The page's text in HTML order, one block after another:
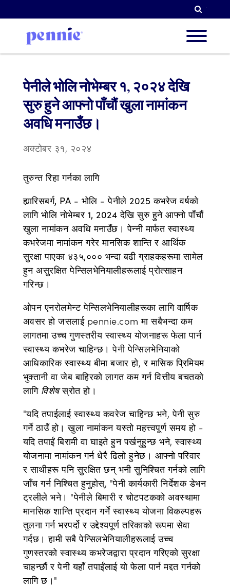
संसाधन
पेनीले भोलि नोभेम्बर १, २०२४ देखि
सुरु हुने आफ्नो पाँचौं खुला नामांकन
अवधि मनाउँछ।
अक्टोबर ३१, २०२४
तुरुन्त रिहा गर्नका लागि
ह्यारिसबर्ग, PA - भोलि - पेनीले 2025 कभरेज वर्षको
लागि भोलि नोभेम्बर 1, 2024 देखि सुरु हुने आफ्नो पाँचौं
खुला नामांकन अवधि मनाउँछ। पेन्नी मार्फत स्वास्थ्य
कभरेजमा नामांकन गरेर मानसिक शान्ति र आर्थिक
सुरक्षा पाएका ४३५,००० भन्दा बढी ग्राहकहरूमा सामेल
हुन असुरक्षित पेन्सिलभेनियालीहरूलाई प्रोत्साहन
गरिन्छ।
ओपन एनरोलमेन्ट पेन्सिलभेनियालीहरूका लागि वार्षिक
अवसर हो जसलाई pennie.com मा सबैभन्दा कम
लागतमा उच्च गुणस्तरीय स्वास्थ्य योजनाहरू फेला पार्न
स्वास्थ्य कभरेज चाहिन्छ। पेनी पेन्सिलभेनियाको
आधिकारिक स्वास्थ्य बीमा बजार हो, र मासिक प्रिमियम
भुक्तानी वा जेब बाहिरको लागत कम गर्न वित्तीय बचतको
लागि विशेषस्रोत हो।
"यदि तपाईलाई स्वास्थ्य कवरेज चाहिन्छ भने, पेनी सुरु
गर्ने ठाउँ हो। खुला नामांकन यस्तो महत्त्वपूर्ण समय हो -
यदि तपाईं बिरामी वा घाइते हुन पर्खनुहुन्छ भने, स्वास्थ्य
योजनामा नामांकन गर्न धेरै ढिलो हुनेछ। आफ्नो परिवार
र साथीहरू पनि सुरक्षित छन् भनी सुनिश्चित गर्नको लागि
जाँच गर्न निश्चित हुनुहोस्, "पेनी कार्यकारी निर्देशक डेभन
ट्रलीले भने। "पेनीले बिमारी र चोटपटकको अवस्थामा
मानसिक शान्ति प्रदान गर्ने स्वास्थ्य योजना विकल्पहरू
तुलना गर्न भरपर्दो र उद्देश्यपूर्ण तरिकाको रूपमा सेवा
गर्दछ। हामी सबै पेन्सिलभेनियालीहरूलाई उच्च
गुणस्तरको स्वास्थ्य कभरेजद्वारा प्रदान गरिएको सुरक्षा
चाहन्छौं र पेनी यहाँ तपाईंलाई यो फेला पार्न मद्दत गर्नको
लागि छ।"